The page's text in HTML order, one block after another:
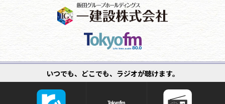
いつでも、どこでも、ラジオが聴けます。